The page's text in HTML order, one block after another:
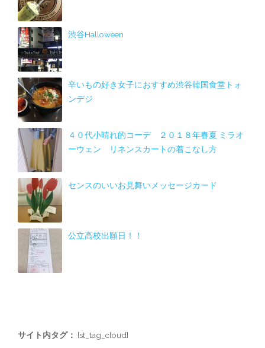
渋谷Halloween
辛いもの好き女子におすすめ渋谷韓国食堂トォ
ンデジ
４０代小晴れ的コーデ ２０１８年春夏 ミラオ
ーウェン リネンスカートの着こなし方
センスのいいお見舞いメッセージカード
公立高校出願日！！
サイト内タグ： [st_tag_cloud]